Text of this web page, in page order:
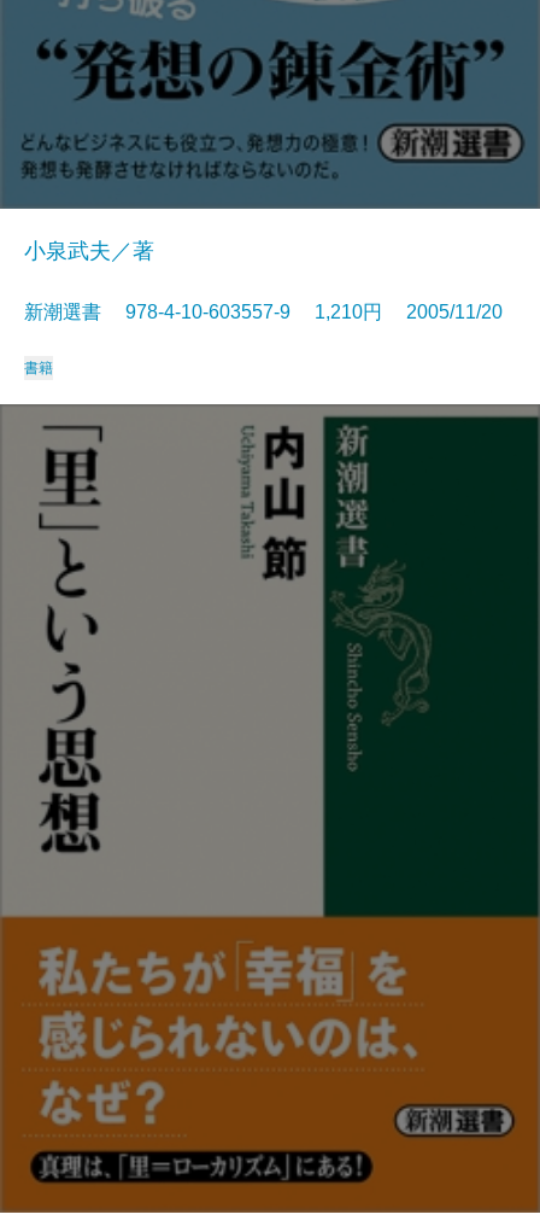
小泉武夫／著
新潮選書 978-4-10-603557-9 1,210円 2005/11/20
書籍